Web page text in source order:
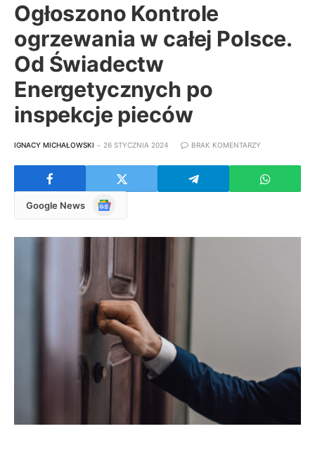
Ogłoszono Kontrole
ogrzewania w całej Polsce.
Od Świadectw
Energetycznych po
inspekcje pieców
IGNACY MICHAŁOWSKI 26 STYCZNIA 2024 BRAK KOMENTARZY
Google News
Google